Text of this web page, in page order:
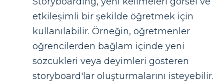
etkileşimli bir şekilde öğretmek için
kullanılabilir. Örneğin, öğretmenler
öğrencilerden bağlam içinde yeni
sözcükleri veya deyimleri gösteren
storyboard'lar oluşturmalarını isteyebilir.